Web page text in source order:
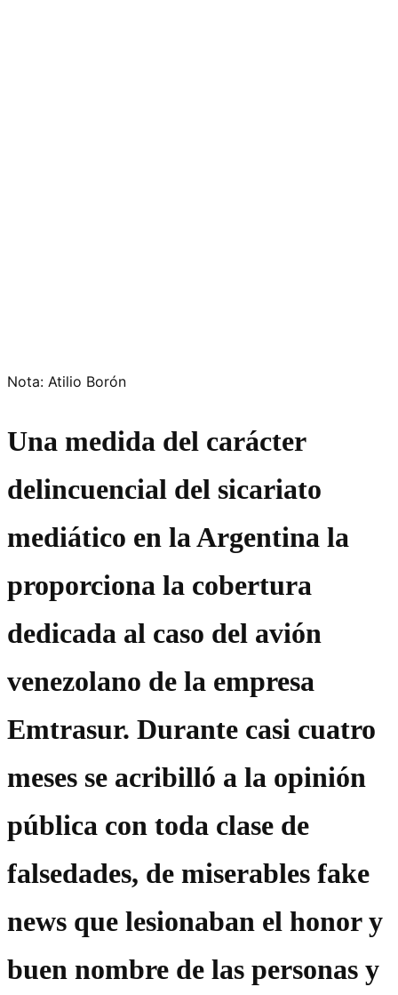
Nota: Atilio Borón
Una medida del carácter
delincuencial del sicariato
mediático en la Argentina la
proporciona la cobertura
dedicada al caso del avión
venezolano de la empresa
Emtrasur. Durante casi cuatro
meses se acribilló a la opinión
pública con toda clase de
falsedades, de miserables fake
news que lesionaban el honor y
buen nombre de las personas y